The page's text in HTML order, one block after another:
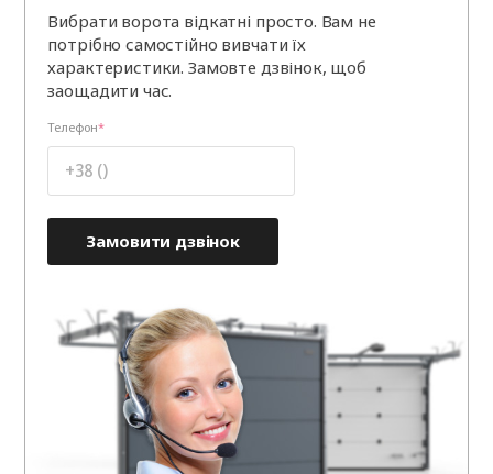
Вибрати ворота відкатні просто. Вам не
потрібно самостійно вивчати їх
характеристики. Замовте дзвінок, щоб
заощадити час.
Телефон
Замовити дзвінок